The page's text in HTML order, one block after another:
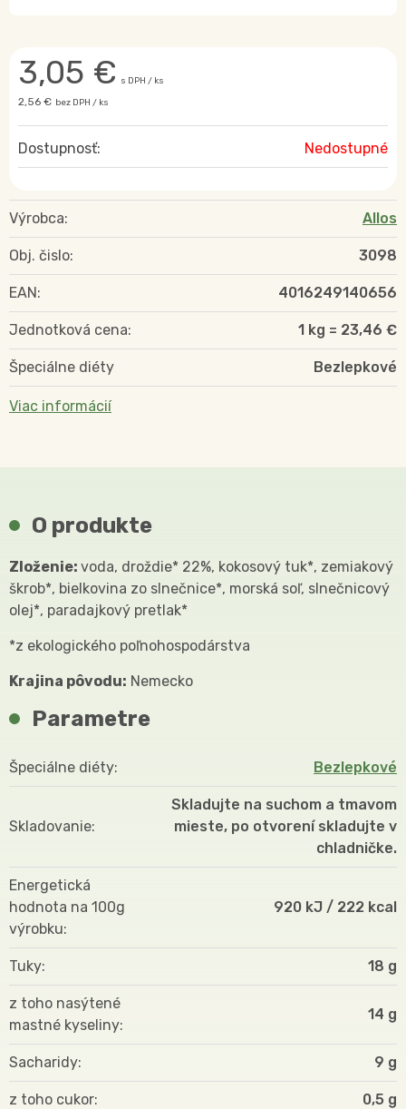
3,05 € s DPH / ks
2,56 € bez DPH / ks
Dostupnosť: Nedostupné
Výrobca: Allos
Obj. čislo: 3098
EAN: 4016249140656
Jednotková cena: 1 kg = 23,46 €
Špeciálne diéty Bezlepkové
Viac informácií
O produkte
Zloženie: voda, droždie* 22%, kokosový tuk*, zemiakový
škrob*, bielkovina zo slnečnice*, morská soľ, slnečnicový
olej*, paradajkový pretlak*
*z ekologického poľnohospodárstva
Krajina pôvodu: Nemecko
Parametre
Špeciálne diéty Bezlepkové
Skladovanie
Skladujte na suchom a tmavom
mieste, po otvorení skladujte v
chladničke.
Energetická
hodnota na 100g
výrobku
920 kJ / 222 kcal
Tuky 18 g
z toho nasýtené
mastné kyseliny
14 g
Sacharidy 9 g
z toho cukor 0,5 g